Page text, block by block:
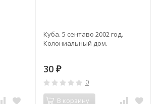
Куба. 5 сентаво 2002 год.
Колониальный дом.
30₽
0
В корзину